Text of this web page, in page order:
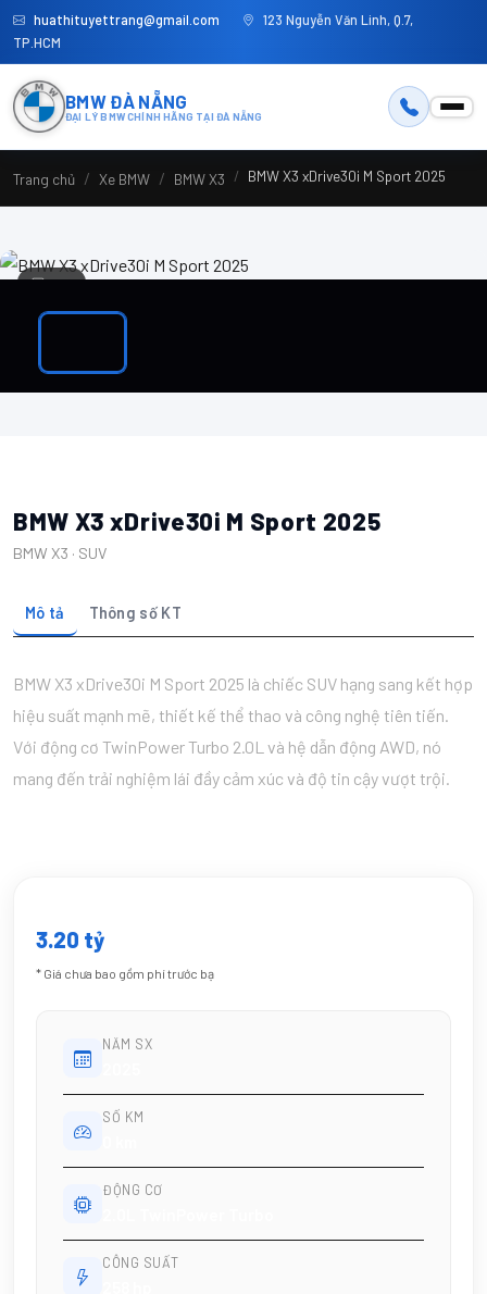
huathituyettrang@gmail.com
123 Nguyễn Văn Linh, Q.7,
TP.HCM
BMW ĐÀ NẴNG
ĐẠI LÝ BMW CHÍNH HÃNG TẠI ĐÀ NẴNG
Trang chủ Xe BMW BMW X3 BMW X3 xDrive30i M Sport 2025
1 / 1
BMW X3 xDrive30i M Sport 2025
BMW X3 · SUV
Mô tả Thông số KT
BMW X3 xDrive30i M Sport 2025 là chiếc SUV hạng sang kết hợp
hiệu suất mạnh mẽ, thiết kế thể thao và công nghệ tiên tiến.
Với động cơ TwinPower Turbo 2.0L và hệ dẫn động AWD, nó
mang đến trải nghiệm lái đầy cảm xúc và độ tin cậy vượt trội.
3.20 tỷ
* Giá chưa bao gồm phí trước bạ
NĂM SX
SỐ KM
ĐỘNG CƠ
CÔNG SUẤT